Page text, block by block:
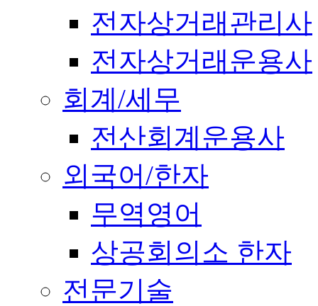
전자상거래관리사
전자상거래운용사
회계/세무
전산회계운용사
외국어/한자
무역영어
상공회의소 한자
전문기술